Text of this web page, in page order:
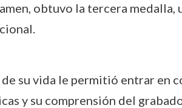
obtuvo la tercera
su vida le permitió entrar en
y su comprensión del